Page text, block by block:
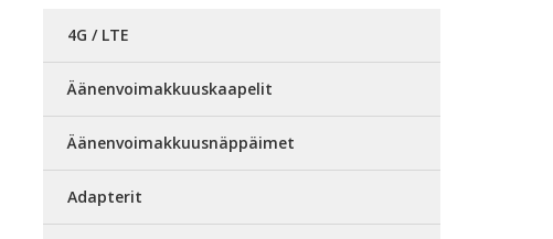
4G / LTE
Äänenvoimakkuuskaapelit
Äänenvoimakkuusnäppäimet
Adapterit